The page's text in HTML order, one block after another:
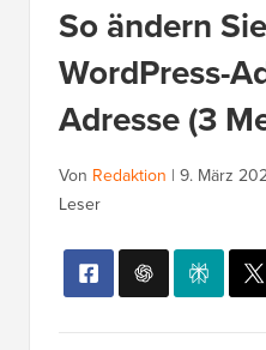
So ändern
WordPress-
Adresse (3
Von Redaktion | 9. März
Leser